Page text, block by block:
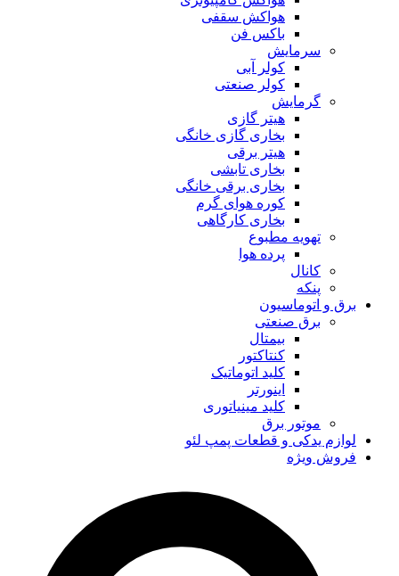
هواکش سقفی
باکس فن
سرمایش
کولر آبی
کولر صنعتی
گرمایش
هیتر گازی
بخاری گازی خانگی
هیتر برقی
بخاری تابشی
بخاری برقی خانگی
کوره هوای گرم
بخاری کارگاهی
تهویه مطبوع
پرده هوا
کانال
پنکه
برق و اتوماسیون
برق صنعتی
بیمتال
کنتاکتور
کلید اتوماتیک
اینورتر
کلید مینیاتوری
موتور برق
لوازم یدکی و قطعات پمپ لئو
فروش ویژه